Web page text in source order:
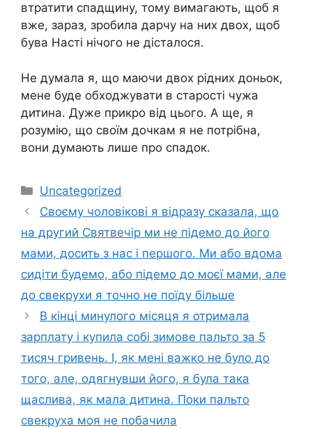
втратити спадщину, тому вимагають, щоб я
вже, зараз, зробила дарчу на них двох, щоб
бува Насті нічого не дісталося.
Не думала я, що маючи двох рідних доньок,
мене буде обходжувати в старості чужа
дитина. Дуже прикро від цього. А ще, я
розумію, що своїм дочкам я не потрібна,
вони думають лише про спадок.
Категорії
Uncategorized
Своєму чоловікові я відразу сказала, що
на другий Святвечір ми не підемо до його
мами, досить з нас і першого. Ми або вдома
сидіти будемо, або підемо до моєї мами, але
до свекрухи я точно не поїду більше
В кінці минулого місяця я отримала
зарплату і купила собі зимове пальто за 5
тисяч гривень. І, як мені важко не було до
того, але, одягнувши його, я була така
щаслива, як мала дитина. Поки пальто
свекруха моя не побачила